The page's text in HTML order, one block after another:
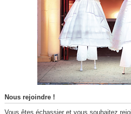
Nous rejoindre !
Vous êtes échassier et vous souhaitez